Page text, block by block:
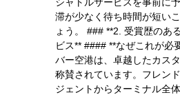
滞が少なく待ち時間が短い
ょう。 ### **2. 受賞歴のあ
ビス** #### **なぜこれが必
バー空港は、卓越したカス
称賛されています。フレン
ジェントからターミナル全